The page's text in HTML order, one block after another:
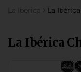
La Iberica La
La Ibérica